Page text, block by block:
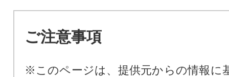
ご注意事項
※このページは、提供元からの情報に